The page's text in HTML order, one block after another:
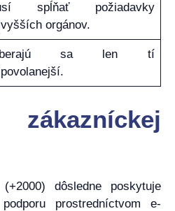
spĺňať požiadavky
orgánov.
sa len tí
dôsledne poskytuje
prostredníctvom e-